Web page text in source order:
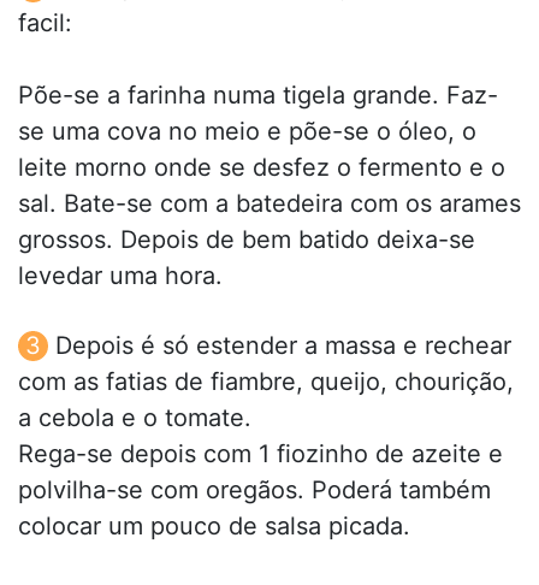
facil:
Põe-se a farinha numa tigela grande. Faz-
se uma cova no meio e põe-se o óleo, o
leite morno onde se desfez o fermento e o
sal. Bate-se com a batedeira com os arames
grossos. Depois de bem batido deixa-se
levedar uma hora.
Depois é só estender a massa e rechear
com as fatias de fiambre, queijo, chourição,
a cebola e o tomate.
Rega-se depois com 1 fiozinho de azeite e
polvilha-se com oregãos. Poderá também
colocar um pouco de salsa picada.